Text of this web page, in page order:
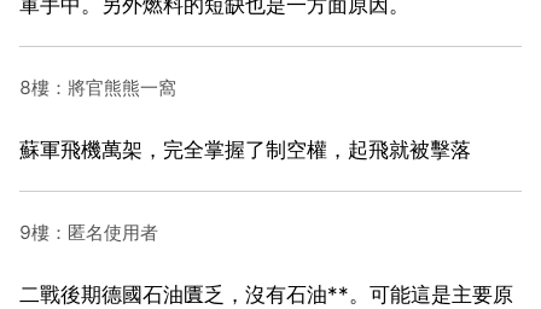
8樓：將官熊熊一窩
蘇軍飛機萬架，完全掌握了制空權，起飛就被擊落
9樓：匿名使用者
二戰後期德國石油匱乏，沒有石油**。可能這是主要原